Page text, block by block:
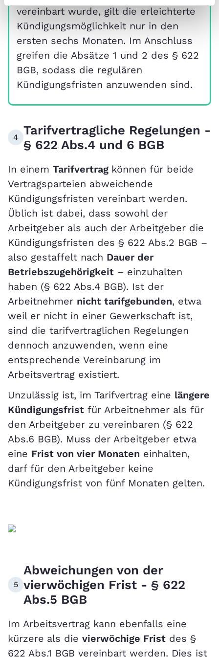
vereinbart wurde, gilt die erleichterte
Kündigungsmöglichkeit nur in den
ersten sechs Monaten. Im Anschluss
greifen die Absätze 1 und 2 des § 622
BGB, sodass die regulären
Kündigungsfristen anzuwenden sind.
4
Tarifvertragliche Regelungen -
§ 622 Abs.4 und 6 BGB
In einem Tarifvertrag können für beide
Vertragsparteien abweichende
Kündigungsfristen vereinbart werden.
Üblich ist dabei, dass sowohl der
Arbeitgeber als auch der Arbeitgeber die
Kündigungsfristen des § 622 Abs.2 BGB –
also gestaffelt nach Dauer der
Betriebszugehörigkeit – einzuhalten
haben (§ 622 Abs.4 BGB). Ist der
Arbeitnehmer nicht tarifgebunden, etwa
weil er nicht in einer Gewerkschaft ist,
sind die tarifvertraglichen Regelungen
dennoch anzuwenden, wenn eine
entsprechende Vereinbarung im
Arbeitsvertrag existiert.
Unzulässig ist, im Tarifvertrag eine längere
Kündigungsfrist für Arbeitnehmer als für
den Arbeitgeber zu vereinbaren (§ 622
Abs.6 BGB). Muss der Arbeitgeber etwa
eine Frist von vier Monaten einhalten,
darf für den Arbeitgeber keine
Kündigungsfrist von fünf Monaten gelten.
5
Abweichungen von der
vierwöchigen Frist - § 622
Abs.5 BGB
Im Arbeitsvertrag kann ebenfalls eine
kürzere als die vierwöchige Frist des §
622 Abs.1 BGB vereinbart werden. Dies ist